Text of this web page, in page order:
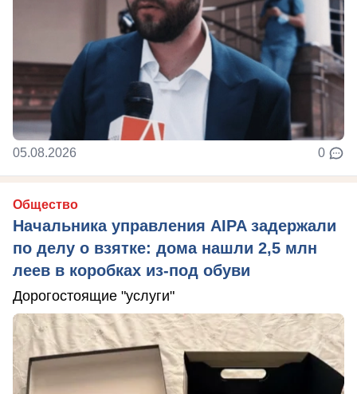
05.08.2026 0
Общество
Начальника управления AIPA задержали
по делу о взятке: дома нашли 2,5 млн
леев в коробках из-под обуви
Дорогостоящие "услуги"